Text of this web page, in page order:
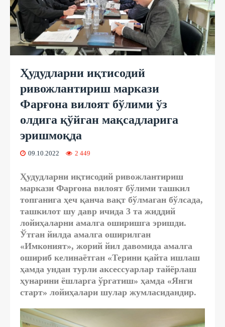
Ҳудудларни иқтисодий
ривожлантириш маркази
Фарғона вилоят бўлими ўз
олдига қўйган мақсадларига
эришмоқда
09.10.2022 2 449
Ҳудудларни иқтисодий ривожлантириш
маркази Фарғона вилоят бўлими ташкил
топганига ҳеч қанча вақт бўлмаган бўлсада,
ташкилот шу давр ичида 3 та жиддий
лойиҳаларни амалга оширишга эришди.
Ўтган йилда амалга оширилган
«Имконият», жорий йил давомида амалга
ошириб келинаётган «Терини қайта ишлаш
ҳамда ундан турли аксессуарлар тайёрлаш
ҳунарини ёшларга ўргатиш» ҳамда «Янги
старт» лойиҳалари шулар жумласидандир.